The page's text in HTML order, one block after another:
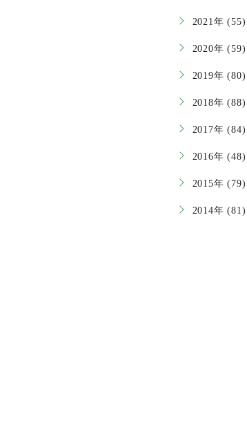
2021年 (55)
2020年 (59)
2019年 (80)
2018年 (88)
2017年 (84)
2016年 (48)
2015年 (79)
2014年 (81)